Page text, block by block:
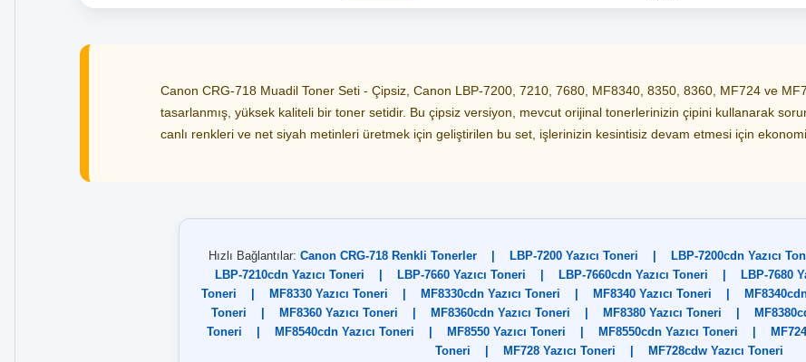
Canon CRG-718 Muadil Toner Seti - Çipsiz, Canon LBP-7200, 7210, 7680, MF8340, 8350, 8360, MF724 ve
tasarlanmış, yüksek kaliteli bir toner setidir. Bu çipsiz versiyon, mevcut orijinal tonerlerinizin çipini kullanarak
canlı renkleri ve net siyah metinleri üretmek için geliştirilen bu set, işlerinizin kesintisiz devam etmesi için
Hızlı Bağlantılar: Canon CRG-718 Renkli Tonerler LBP-7200 Yazıcı Toneri LBP-7200cdn Yazıcı
LBP-7210cdn Yazıcı Toneri
LBP-7660 Yazıcı Toneri LBP-7660cdn Yazıcı Toneri LBP-7680
Toneri
MF8330 Yazıcı Toneri MF8330cdn Yazıcı Toneri MF8340 Yazıcı Toneri
Toneri
MF8360 Yazıcı Toneri MF8360cdn Yazıcı Toneri MF8380 Yazıcı Toneri
Toneri
MF8540cdn Yazıcı Toneri MF8550 Yazıcı Toneri MF8550cdn Yazıcı Toneri
Toneri
MF728 Yazıcı Toneri MF728cdw Yazıcı Toneri